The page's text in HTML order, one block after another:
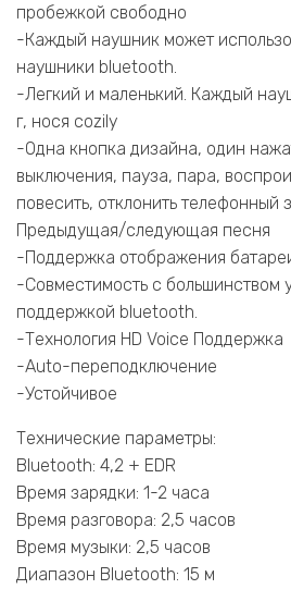
пробежкой свободно
-Каждый наушник может
наушники bluetooth.
-Легкий и маленький. Каждый
г, нося cozily
-Одна кнопка дизайна, один
выключения, пауза, пара,
повесить, отклонить телефонный
Предыдущая/следующая песня
-Поддержка отображения
-Совместимость с большинством
поддержкой bluetooth.
-Технология HD Voice Поддержка
-Auto-переподключение
-Устойчивое
Технические параметры:
Bluetooth: 4,2 + EDR
Время зарядки: 1-2 часа
Время разговора: 2,5 часов
Время музыки: 2,5 часов
Диапазон Bluetooth: 15 м